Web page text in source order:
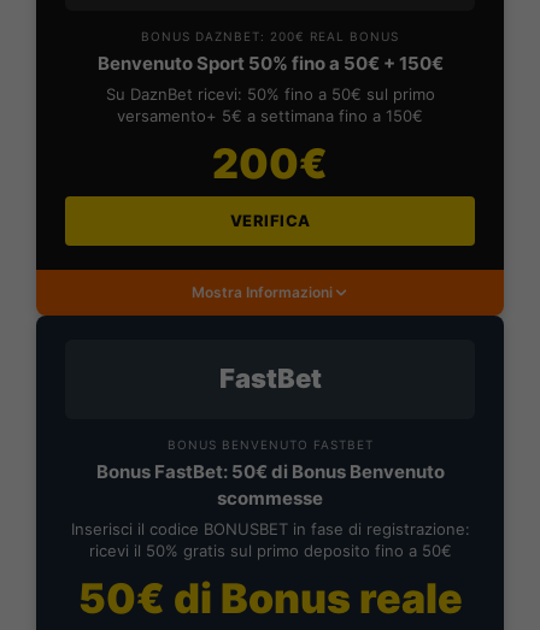
BONUS DAZNBET: 200€ REAL BONUS
Benvenuto Sport 50% fino a 50€ + 150€
Su DaznBet ricevi: 50% fino a 50€ sul primo
versamento+ 5€ a settimana fino a 150€
200€
VERIFICA
Mostra Informazioni
FastBet
BONUS BENVENUTO FASTBET
Bonus FastBet: 50€ di Bonus Benvenuto
scommesse
Inserisci il codice BONUSBET in fase di registrazione:
ricevi il 50% gratis sul primo deposito fino a 50€
50€ di Bonus reale